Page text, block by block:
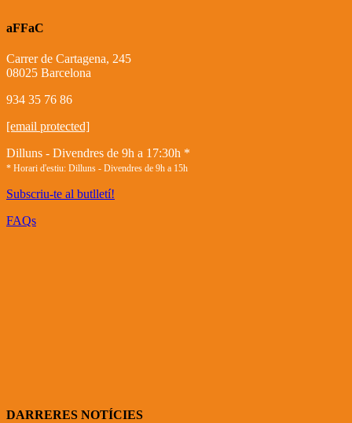
aFFaC
Carrer de Cartagena, 245
08025 Barcelona
934 35 76 86
[email protected]
Dilluns - Divendres de 9h a 17:30h *
* Horari d'estiu: Dilluns - Divendres de 9h a 15h
Subscriu-te al butlletí!
FAQs
DARRERES NOTÍCIES